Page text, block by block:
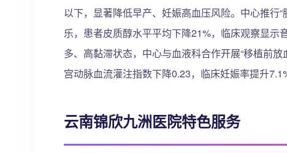
以下，显著降低早产、妊娠高血压风险。中心推
乐，患者皮质醇水平平均下降21%，临床观察显
多、高黏滞状态，中心与血液科合作开展“移植前
宫动脉血流灌注指数下降0.23，临床妊娠率提升
云南锦欣九洲医院特色服务